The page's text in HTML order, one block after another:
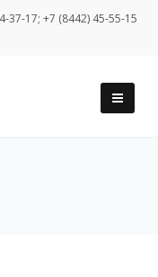
37-17; +7 (8442) 45-55-15